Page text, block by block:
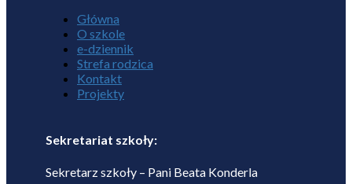
Główna
O szkole
e-dziennik
Strefa rodzica
Kontakt
Projekty
Sekretariat szkoły:
Sekretarz szkoły – Pani Beata Konderla